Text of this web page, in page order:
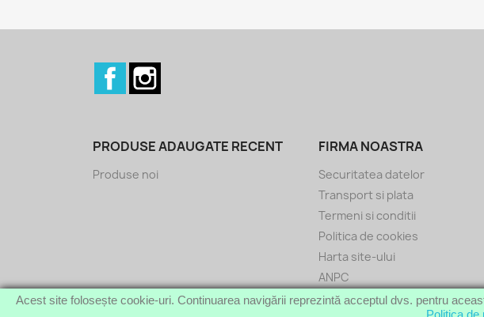
Facebook
PRODUSE ADAUGATE RECENT
Produse noi
FIRMA NOASTRA
Securitatea datelor
Transport si plata
Termeni si conditii
Politica de cookies
Harta site-ului
ANPC
Acest site folosește cookie-uri. Continuarea navigării reprezintă acceptul dvs. pentru
Politica de
©